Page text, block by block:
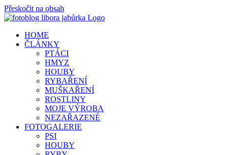
Přeskočit na obsah
HOME
ČLÁNKY
PTÁCI
HMYZ
HOUBY
RYBAŘENÍ
MUŠKAŘENÍ
ROSTLINY
MOJE VÝROBA
NEZAŘAZENÉ
FOTOGALERIE
PSI
HOUBY